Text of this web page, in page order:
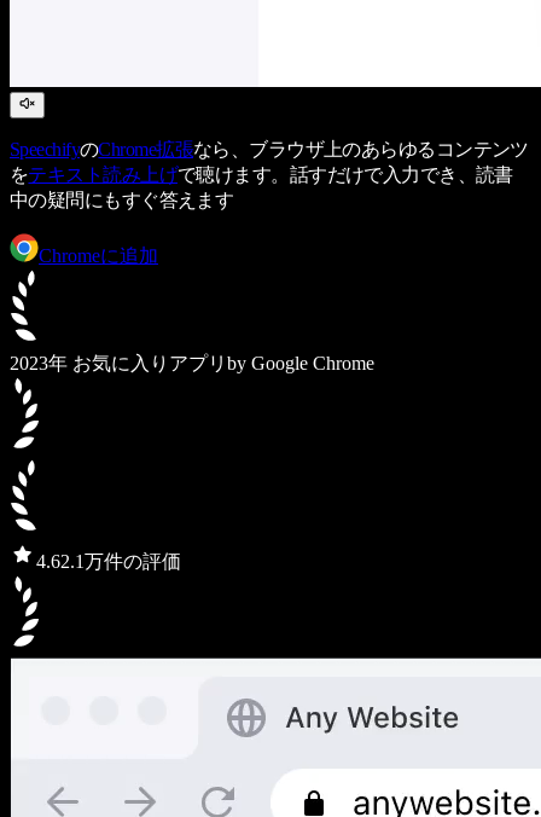
SpeechifyのChrome拡張なら、ブラウザ上のあらゆるコンテンツ
をテキスト読み上げで聴けます。話すだけで入力でき、読書
中の疑問にもすぐ答えます
Chromeに追加
2023年 お気に入りアプリ by Google Chrome
4.62.1万件の評価